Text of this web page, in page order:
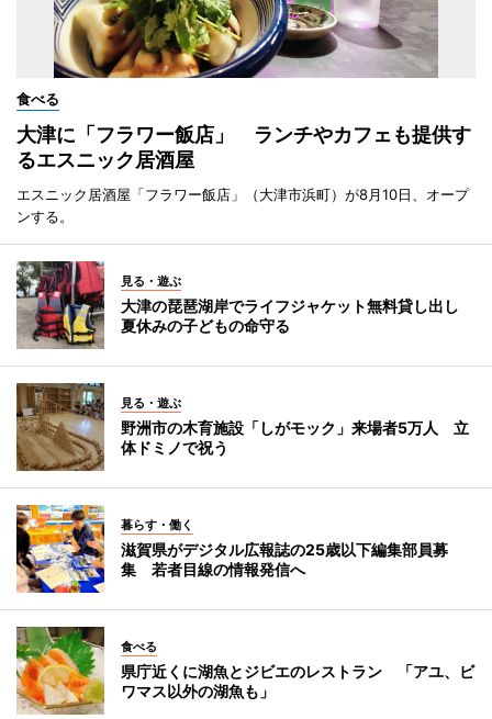
食べる
大津に「フラワー飯店」 ランチやカフェも提供す
るエスニック居酒屋
エスニック居酒屋「フラワー飯店」（大津市浜町）が8月10日、オープ
ンする。
見る・遊ぶ
大津の琵琶湖岸でライフジャケット無料貸し出し
夏休みの子どもの命守る
見る・遊ぶ
野洲市の木育施設「しがモック」来場者5万人 立
体ドミノで祝う
暮らす・働く
滋賀県がデジタル広報誌の25歳以下編集部員募
集 若者目線の情報発信へ
食べる
県庁近くに湖魚とジビエのレストラン 「アユ、ビ
ワマス以外の湖魚も」